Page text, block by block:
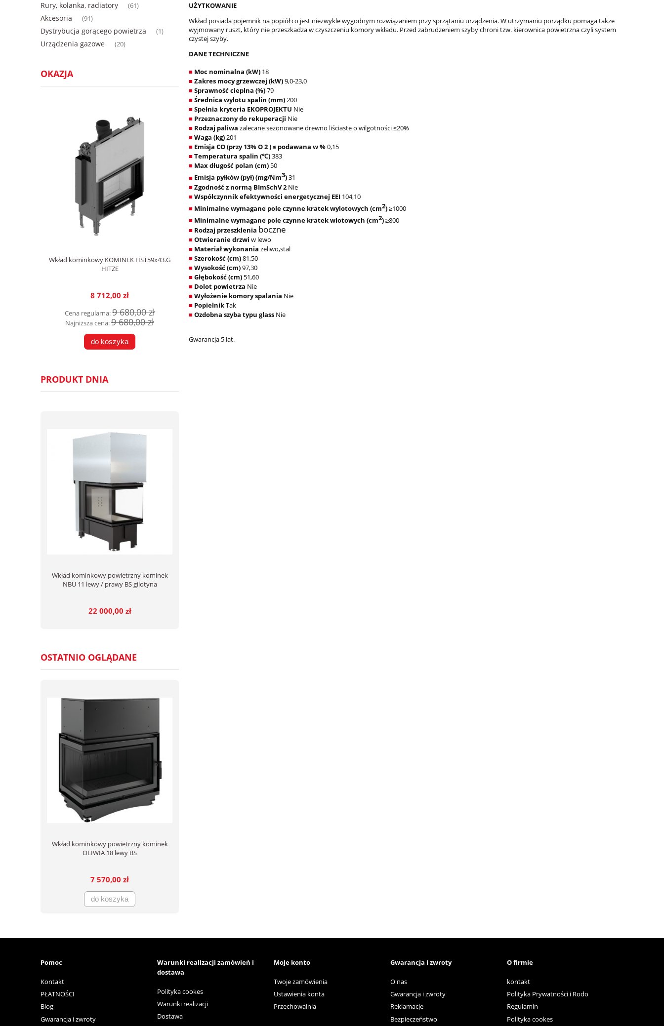
Rury, kolanka, radiatory (61)
Akcesoria (91)
Dystrybucja gorącego powietrza (1)
Urządzenia gazowe (20)
OKAZJA
Wkład kominkowy KOMINEK HST59x43.G
HITZE
8 712,00 zł
Cena regularna:9 680,00 zł
Najniższa cena:9 680,00 zł
do koszyka
PRODUKT DNIA
Wkład kominkowy powietrzny kominek
NBU 11 lewy / prawy BS gilotyna
22 000,00 zł
OSTATNIO OGLĄDANE
Wkład kominkowy powietrzny kominek
OLIWIA 18 lewy BS
7 570,00 zł
do koszyka
UŻYTKOWANIE
Wkład posiada pojemnik na popiół co jest niezwykle wygodnym rozwiązaniem przy sprzątaniu urządzenia. W utrzymaniu porządku pomaga także
wyjmowany ruszt, który nie przeszkadza w czyszczeniu komory wkładu. Przed zabrudzeniem szyby chroni tzw. kierownica powietrzna czyli system
czystej szyby.
DANE TECHNICZNE
■ Moc nominalna (kW) 18
■ Zakres mocy grzewczej (kW)9,0-23,0
■ Sprawność cieplna (%)79
■ Średnica wylotu spalin (mm)200
■ Spełnia kryteria EKOPROJEKTU Nie
■ Przeznaczony do rekuperacji Nie
■ Rodzaj paliwa zalecane sezonowane drewno liściaste o wilgotności ≤20%
■ Waga (kg)201
■ Emisja CO (przy 13% O 2 ) ≤ podawana w %0,15
■ Temperatura spalin (℃)383
■ Max długość polan (cm) 50
■ Emisja pyłków (pył) (mg/Nm3)31
■ Zgodność z normą BImSchV 2 Nie
■ Współczynnik efektywności energetycznej EEI 104,10
■ Minimalne wymagane pole czynne kratek wylotowych (cm2)≥1000
■ Minimalne wymagane pole czynne kratek wlotowych (cm2)≥800
■ Rodzaj przeszklenia boczne
■ Otwieranie drzwi w lewo
■ Materiał wykonania żeliwo,stal
■ Szerokość (cm)81,50
■ Wysokość (cm)97,30
■ Głębokość (cm) 51,60
■ Dolot powietrza Nie
■ Wyłożenie komory spalania Nie
■ PopielnikTak
■ Ozdobna szyba typu glass Nie
Gwarancja 5 lat.
Pomoc
Kontakt
PŁATNOŚCI
Blog
Gwarancja i zwroty
Warunki realizacji zamówień i
dostawa
Polityka cookes
Warunki realizacji
Dostawa
Moje konto
Twoje zamówienia
Ustawienia konta
Przechowalnia
Gwarancja i zwroty
O nas
Gwarancja i zwroty
Reklamacje
Bezpieczeństwo
O firmie
kontakt
Polityka Prywatności i Rodo
Regulamin
Polityka cookes